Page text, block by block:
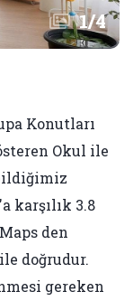
1/4
Konutları
Okul ile
karşılık 3.8
den
doğrudur.
gereken